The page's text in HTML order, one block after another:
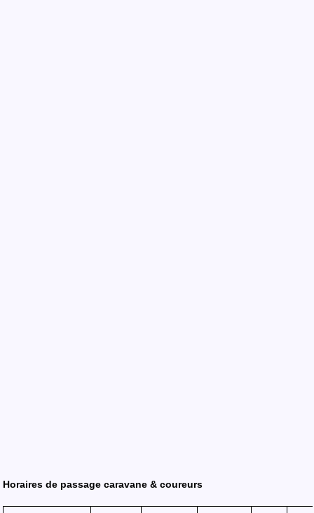
Horaires de passage caravane & coureurs